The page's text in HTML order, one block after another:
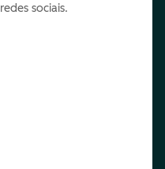
redes sociais.